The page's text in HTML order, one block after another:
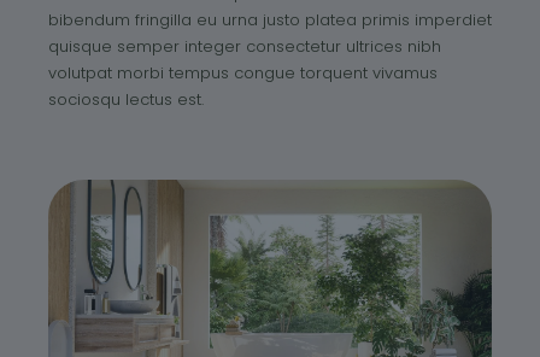
bibendum fringilla eu urna justo platea primis imperdiet
quisque semper integer consectetur ultrices nibh
volutpat morbi tempus congue torquent vivamus
sociosqu lectus est.